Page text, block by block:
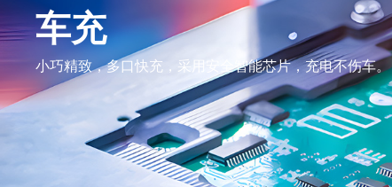
车充
小巧精致，多口快充，采用安全智能芯片，充电不伤车。